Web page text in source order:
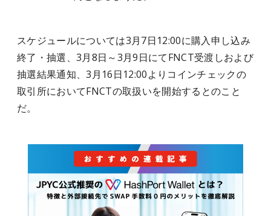
スケジュールについては3月7日12:00に購入申し込み
終了・抽選、3月8日～3月9日にてFNCT受渡しおよび
抽選結果通知、3月16日12:00よりコインチェックの
取引所においてFNCTの取扱いを開始するとのこと
だ。